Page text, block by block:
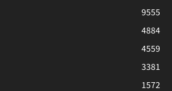
9555
4884
4559
3381
1572